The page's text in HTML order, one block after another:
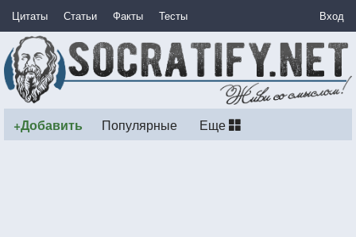
Цитаты Статьи Факты Тесты Вход
+Добавить Популярные Еще